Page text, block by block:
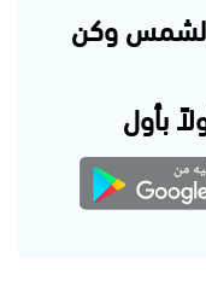
وكن
بأول